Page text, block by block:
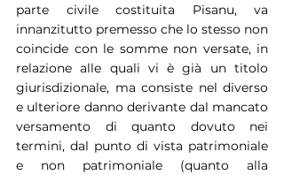
parte civile costituita Pisanu, va
innanzitutto premesso che lo stesso non
coincide con le somme non versate, in
relazione alle quali vi è già un titolo
giurisdizionale, ma consiste nel diverso
e ulteriore danno derivante dal mancato
versamento di quanto dovuto nei
termini, dal punto di vista patrimoniale
e non patrimoniale (quanto alla